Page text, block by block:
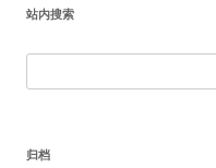
站内搜索
索：
归档